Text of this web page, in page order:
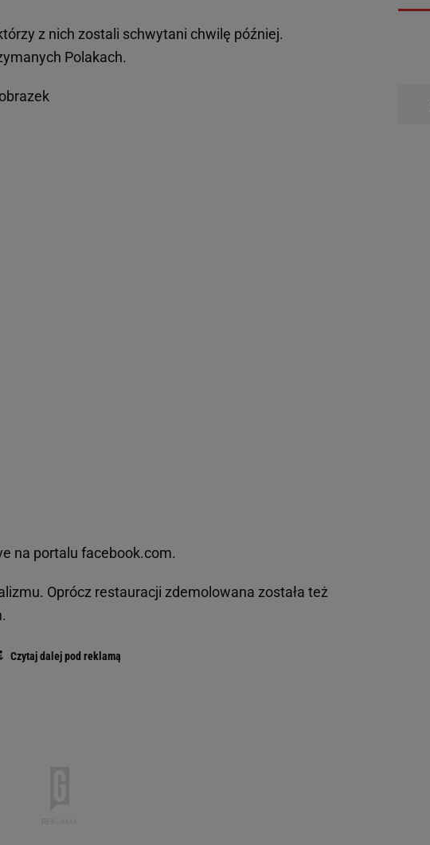
z nich zostali schwytani chwilę później.
Polakach.
na portalu facebook.com.
Oprócz restauracji zdemolowana została też